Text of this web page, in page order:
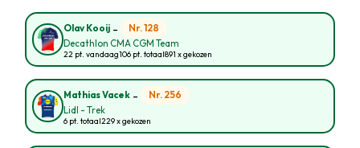
Olav Kooij - Nr. 128
Decathlon CMA CGM Team
22 pt. vandaag106 pt. totaal891 x gekozen
Mathias Vacek - Nr. 256
Lidl - Trek
6 pt. totaal229 x gekozen